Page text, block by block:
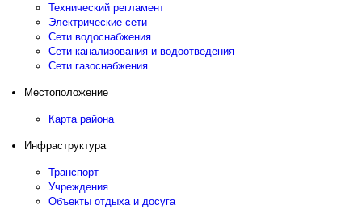
Технический регламент
Электрические сети
Сети водоснабжения
Сети канализования и водоотведения
Сети газоснабжения
Местоположение
Карта района
Инфраструктура
Транспорт
Учреждения
Объекты отдыха и досуга